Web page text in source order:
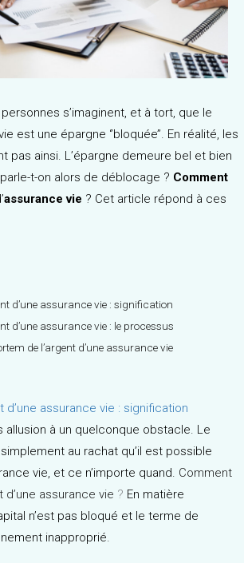
s’imaginent, et à tort, que le
est une épargne ‘’bloquée’’. En réalité, les
pas ainsi. L’épargne demeure bel et bien
t-on alors de déblocage ? Comment
assurance vie ? Cet article répond à ces
d’une assurance vie : signification
d’une assurance vie : le processus
de l’argent d’une assurance vie
d’une assurance vie : signification
allusion à un quelconque obstacle. Le
au rachat qu’il est possible
vie, et ce n’importe quand. Comment
d’une assurance vie ? En matière
n’est pas bloqué et le terme de
inapproprié.